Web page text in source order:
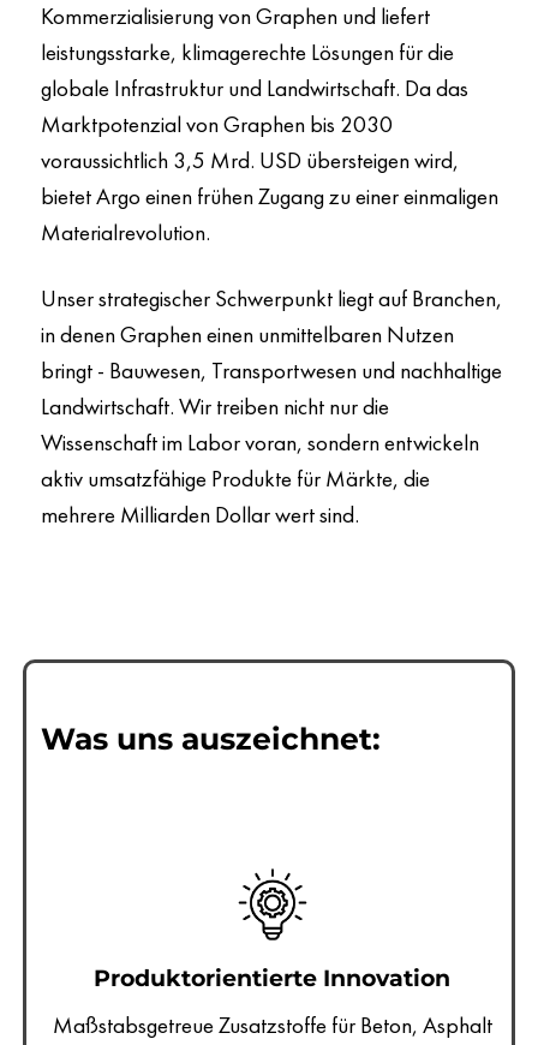
Kommerzialisierung von Graphen und liefert
leistungsstarke, klimagerechte Lösungen für die
globale Infrastruktur und Landwirtschaft. Da das
Marktpotenzial von Graphen bis 2030
voraussichtlich 3,5 Mrd. USD übersteigen wird,
bietet Argo einen frühen Zugang zu einer einmaligen
Materialrevolution.
Unser strategischer Schwerpunkt liegt auf Branchen,
in denen Graphen einen unmittelbaren Nutzen
bringt - Bauwesen, Transportwesen und nachhaltige
Landwirtschaft. Wir treiben nicht nur die
Wissenschaft im Labor voran, sondern entwickeln
aktiv umsatzfähige Produkte für Märkte, die
mehrere Milliarden Dollar wert sind.
Was uns auszeichnet:
Produktorientierte Innovation
Maßstabsgetreue Zusatzstoffe für Beton, Asphalt